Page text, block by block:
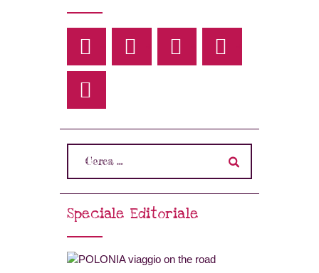
Speciale Editoriale